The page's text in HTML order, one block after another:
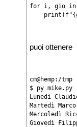
for i, gio in
puoi ottenere
cm@hemp:/tmp
$ py mike.py
Lunedì
Martedì
Mercoledì
Giovedì